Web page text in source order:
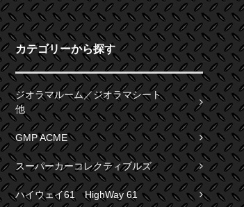
カテゴリーから探す
ジオラマルーム／ジオラマシート
他
GMP ACME
スーパーカーコレクティブルズ
ハイウェイ61 HighWay 61